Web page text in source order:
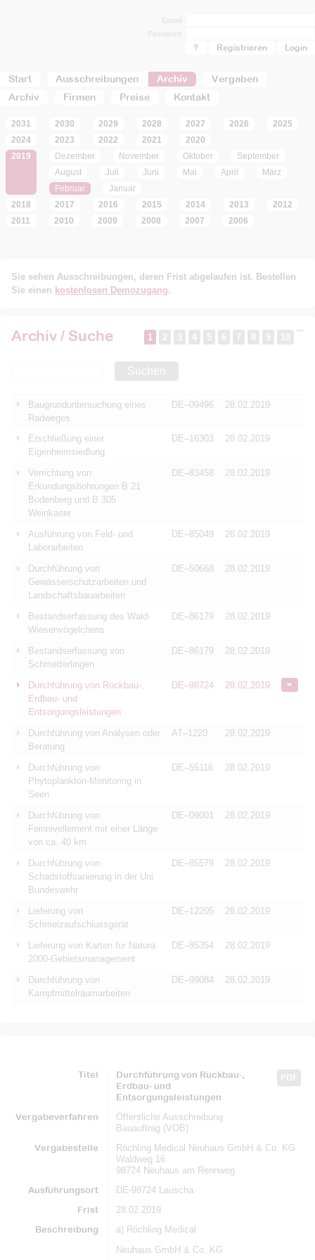
Start Ausschreibungen Archiv
Vergaben
Archiv
Firmen Preise Kontakt
? Registrieren
2031 2030 2029 2028 2027 2026
2025
2024
2023 2022 2021
2020
2019
Dezember November Oktober
September
August
Juli Juni Mai April
März
Februar
Januar
2018
2017 2016 2015 2014 2013
2012
2011
2010 2009 2008 2007 2006
Sie sehen Ausschreibungen, deren Frist abgelaufen ist. Bestellen
Sie einen kostenlosen Demozugang.
Archiv / Suche 1 2 3 4 5 6 7 8 9 10
Suchen
Baugrunduntersuchung eines
Radweges
DE–09496 28.02.2019
Erschließung einer
Eigenheimsiedlung
DE–16303 28.02.2019
Verrichtung von
Erkundungsbohrungen B 21
Bodenberg und B 305
Weinkaser
DE–83458 28.02.2019
Ausführung von Feld- und
Laborarbeiten
DE–85049 28.02.2019
Durchführung von
Gewässerschutzarbeiten und
Landschaftsbauarbeiten
DE–50668 28.02.2019
Bestandserfassung des Wald-
Wiesenvögelchens
DE–86179 28.02.2019
Bestandserfassung von
Schmetterlingen
DE–86179 28.02.2019
Durchführung von Rückbau-,
Erdbau- und
Entsorgungsleistungen
DE–98724 28.02.2019
Durchführung von Analysen oder
Beratung
AT–1220 28.02.2019
Durchführung von
Phytoplankton-Monitoring in
Seen
DE–55116 28.02.2019
Durchführung von
Feinnivellement mit einer Länge
von ca. 40 km
DE–09001 28.02.2019
Durchführung von
Schadstoffsanierung in der Uni
Bundeswehr
DE–85579 28.02.2019
Lieferung von
Schmelzaufschlussgerät
DE–12205 28.02.2019
Lieferung von Karten für Natura
2000-Gebietsmanagement
DE–85354 28.02.2019
Durchführung von
Kampfmittelräumarbeiten
DE–99084 28.02.2019
Titel PDF
Durchführung von Rückbau-,
Erdbau- und
Entsorgungsleistungen
Vergabeverfahren
Öffentliche Ausschreibung
Bauauftrag (VOB)
Vergabestelle
Röchling Medical Neuhaus GmbH & Co. KG
Waldweg 16
98724 Neuhaus am Rennweg
Ausführungsort
DE-98724 Lauscha
Frist
28.02.2019
Beschreibung
a) Röchling Medical
Neuhaus GmbH & Co. KG